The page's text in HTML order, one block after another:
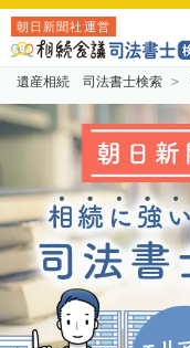
朝日新聞社運営
遺産相続 司法書士検索